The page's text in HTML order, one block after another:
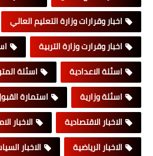
اخبار وقرارات وزارة التعليم العالي
اخبار وقرارت وزارة التربية
اسئلة الاعدادية
اسئلة
اسئلة وزارية
استمارة
الاخبار الاقتصادية
الاخبار
الاخبار الرياضية
الاخبار